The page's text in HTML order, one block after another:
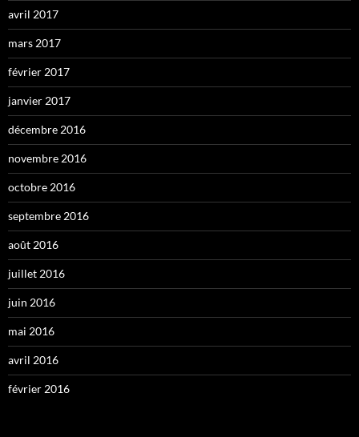
avril 2017
mars 2017
février 2017
janvier 2017
décembre 2016
novembre 2016
octobre 2016
septembre 2016
août 2016
juillet 2016
juin 2016
mai 2016
avril 2016
février 2016